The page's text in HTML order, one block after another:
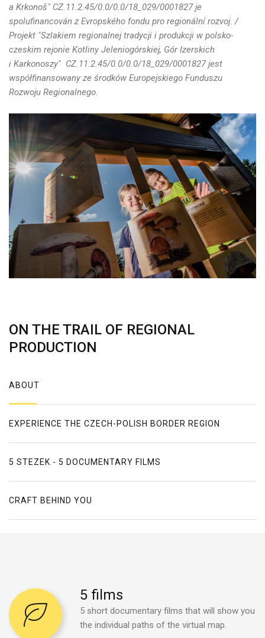
a Krkonoš" CZ.11.2.45/0.0/0.0/18_029/0001827 je
spolufinancován z Evropského fondu pro regionální rozvoj. /
Projekt "Szlakiem regionalnej tradycji i produkcji w polsko-
czeskim rejonie Kotliny Jeleniogórskiej, Gór Izerskich
i Karkonoszy" CZ.11.2.45/0.0/0.0/18_029/0001827 jest
współfinansowany ze środków Europejskiego Funduszu
Rozwoju Regionalnego.
ON THE TRAIL OF REGIONAL
PRODUCTION
ABOUT
EXPERIENCE THE CZECH-POLISH BORDER REGION
5 STEZEK - 5 DOCUMENTARY FILMS
CRAFT BEHIND YOU
5 films
5 short documentary films that will show you
the individual paths of the virtual map.